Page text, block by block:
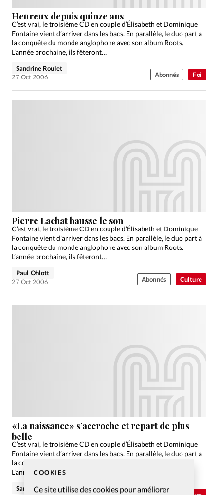
COOKIES
Ce site utilise des cookies pour améliorer
Foi
Heureux depuis quinze ans
C’est vrai, le troisième CD en couple d’Élisabeth et Dominique
Fontaine vient d’arriver dans les bacs. En parallèle, le duo part à
la conquête du monde anglophone avec son album Roots.
L’année prochaine, ils fêteront…
Sandrine Roulet
27 Oct 2006
Abonnés
Culture
Pierre Lachat hausse le son
C’est vrai, le troisième CD en couple d’Élisabeth et Dominique
Fontaine vient d’arriver dans les bacs. En parallèle, le duo part à
la conquête du monde anglophone avec son album Roots.
L’année prochaine, ils fêteront…
Paul Ohlott
27 Oct 2006
Abonnés
«La naissance» s’accroche et repart de plus
belle
C’est vrai, le troisième CD en couple d’Élisabeth et Dominique
Fontaine vient d’arriver dans les bacs. En parallèle, le duo part à
la conquête du monde anglophone avec son album Roots.
L’année prochaine, ils fêteront…
Sandrine Roulet